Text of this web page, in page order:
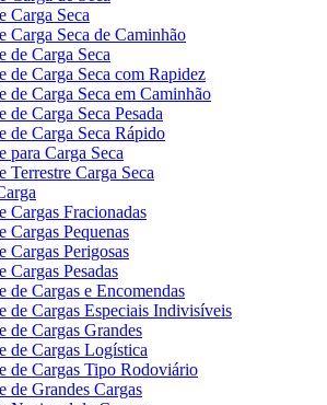
Carga Seca
Carga Seca de Caminhão
de Carga Seca
de Carga Seca com Rapidez
de Carga Seca em Caminhão
de Carga Seca Pesada
de Carga Seca Rápido
para Carga Seca
Terrestre Carga Seca
Cargas Fracionadas
Cargas Pequenas
Cargas Perigosas
Cargas Pesadas
de Cargas e Encomendas
de Cargas Especiais Indivisíveis
de Cargas Grandes
de Cargas Logística
de Cargas Tipo Rodoviário
de Grandes Cargas